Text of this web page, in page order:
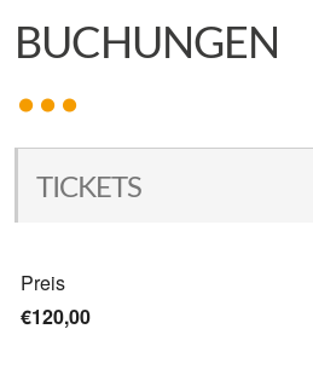
BUCHUNGEN
TICKETS
Preis
€120,00